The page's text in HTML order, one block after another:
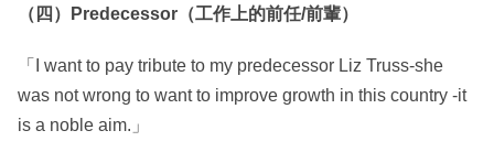
（四）Predecessor（工作上的前任/前輩）
「I want to pay tribute to my predecessor Liz Truss-she
was not wrong to want to improve growth in this country -it
is a noble aim.」